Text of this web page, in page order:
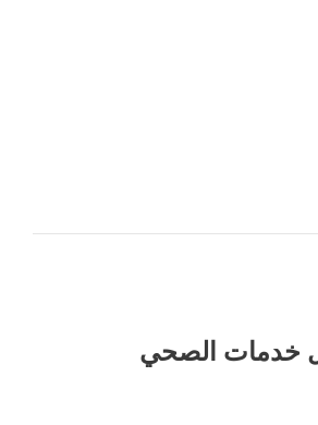
خدمات الصحي